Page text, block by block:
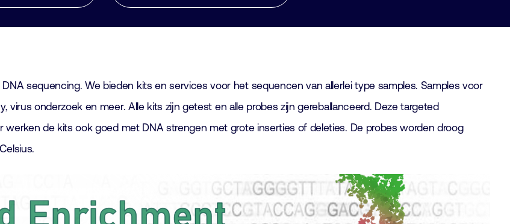
sequencing. We bieden kits en services voor het sequencen van allerlei type samples. Samples voor
virus onderzoek en meer. Alle kits zijn getest en alle probes zijn gereballanceerd. Deze targeted
werken de kits ook goed met DNA strengen met grote inserties of deleties. De probes worden droog